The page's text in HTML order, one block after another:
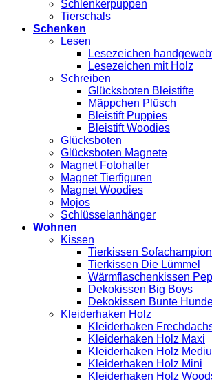
Schlenkerpuppen
Tierschals
Schenken
Lesen
Lesezeichen
Lesezeichen mit Holz
Schreiben
Glücksboten Bleistifte
Mäppchen Plüsch
Bleistift Puppies
Bleistift Woodies
Glücksboten
Glücksboten Magnete
Magnet Fotohalter
Magnet Tierfiguren
Magnet Woodies
Mojos
Schlüsselanhänger
Wohnen
Kissen
Tierkissen
Tierkissen Die Lümmel
Wärmflaschenkissen
Dekokissen Big Boys
Dekokissen Bunte
Kleiderhaken Holz
Kleiderhaken
Kleiderhaken Holz Maxi
Kleiderhaken Holz
Kleiderhaken Holz Mini
Kleiderhaken Holz